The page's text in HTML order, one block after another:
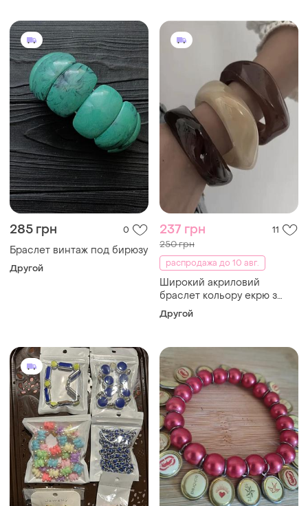
285 грн 0
Браслет винтаж под бирюзу
Другой
237 грн 11
250 грн
распродажа до 10 авг.
Широкий акриловий
браслет кольору екрю з
асиметричною формою
Другой